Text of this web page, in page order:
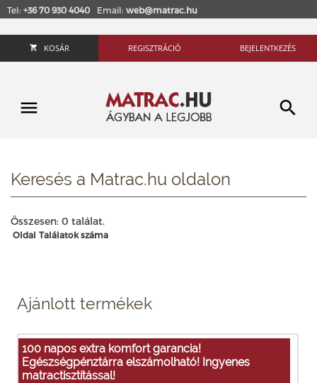
Tel: +36 70 930 4040 Email: web@matrac.hu
KOSÁR REGISZTRÁCIÓ BEJELENTKEZÉS
Keresés a Matrac.hu oldalon
Összesen: 0 találat.
Oldal Találatok száma
Ajánlott termékek
100 napos extra komfort garancia!
Egészségpénztárra elszámolható! Ingyenes
matractisztítással!